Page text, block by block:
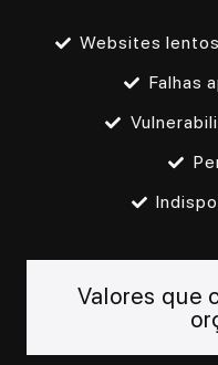
Websites
Falhas
Valores que